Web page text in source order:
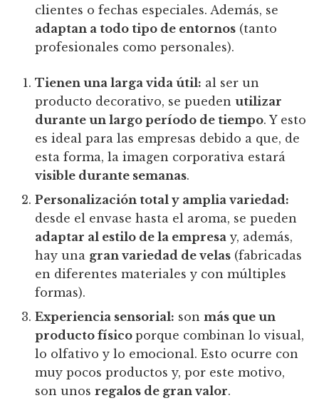
clientes o fechas especiales. Además, se
adaptan a todo tipo de entornos (tanto
profesionales como personales).
Tienen una larga vida útil: al ser un
producto decorativo, se puedenutilizar
durante un largo período de tiempo. Y esto
es ideal para las empresas debido a que, de
esta forma, la imagen corporativa estará
visible durante semanas.
Personalización total y amplia variedad:
desde el envase hasta el aroma, se pueden
adaptar al estilo de la empresa y, además,
hay una gran variedad de velas (fabricadas
en diferentes materiales y con múltiples
formas).
Experiencia sensorial: sonmás que un
producto físicoporque combinan lo visual,
lo olfativo y lo emocional. Esto ocurre con
muy pocos productos y, por este motivo,
son unosregalos de gran valor.